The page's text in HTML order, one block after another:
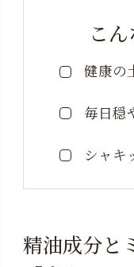
こ
健康の
毎日穏
シャキ
精油成分と